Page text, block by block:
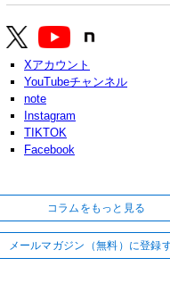
Xアカウント
YouTubeチャンネル
note
Instagram
TIKTOK
Facebook
コラムをもっと見る
メールマガジン（無料）に登録